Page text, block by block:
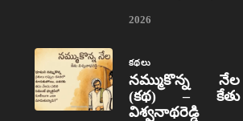
2026
కథలు
నమ్ముకొన్న నేల
(కథ) – కేతు
విశ్వనాథరెడ్డి